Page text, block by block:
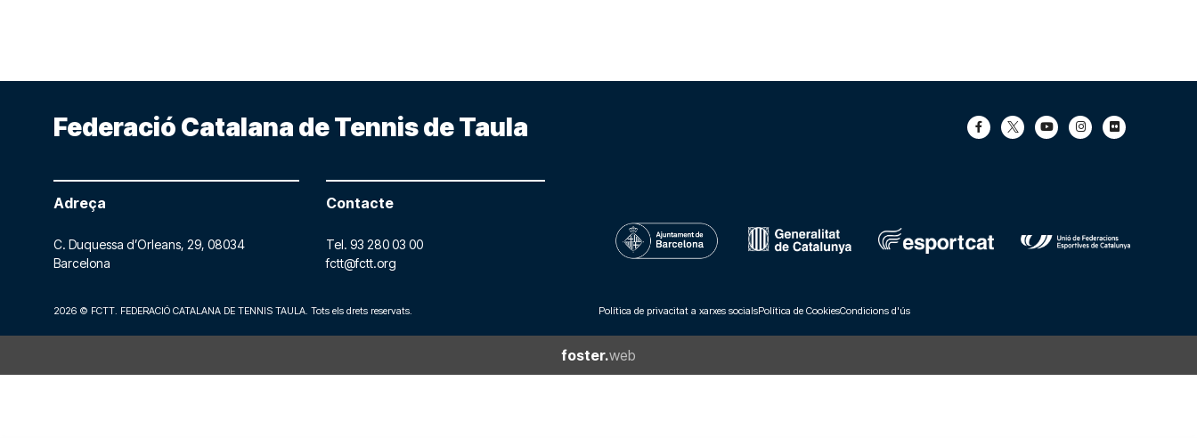
Federació Catalana de Tennis de Taula
Adreça
C. Duquessa d’Orleans, 29, 08034
Barcelona
Contacte
Tel. 93 280 03 00
fctt@fctt.org
2026 © FCTT. FEDERACIÓ CATALANA DE TENNIS TAULA. Tots els drets reservats. Política de privacitat a xarxes socialsPolítica de CookiesCondicions d'ús
foster.web